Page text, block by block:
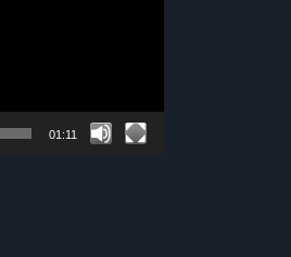
01:11